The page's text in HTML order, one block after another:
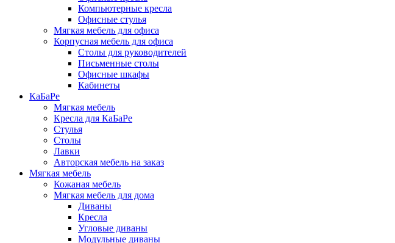
Компьютерные кресла
Офисные стулья
Мягкая мебель для офиса
Корпусная мебель для офиса
Столы для руководителей
Письменные столы
Офисные шкафы
Кабинеты
КаБаРе
Мягкая мебель
Кресла для КаБаРе
Стулья
Столы
Лавки
Авторская мебель на заказ
Мягкая мебель
Кожаная мебель
Мягкая мебель для дома
Диваны
Кресла
Угловые диваны
Модульные диваны